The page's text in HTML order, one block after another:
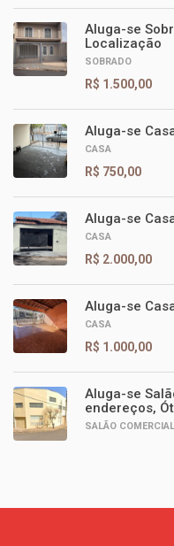
Aluga-se
Localização
SOBRADO
R$ 1.500,00
Aluga-se
CASA
R$ 750,00
Aluga-se
CASA
R$ 2.000,00
Aluga-se
CASA
R$ 1.000,00
Aluga-se
endereços,
SALÃO COMERCIAL